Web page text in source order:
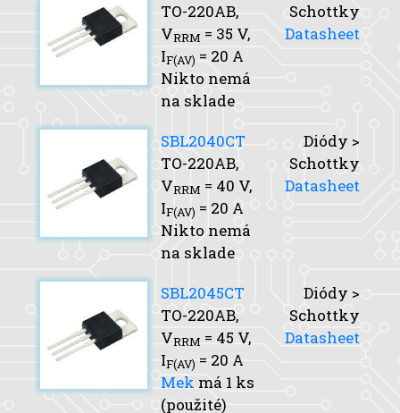
TO-220AB,
VRRM = 35 V,
IF(AV) = 20 A
Nikto nemá
na sklade
Schottky
Datasheet
SBL2040CT
TO-220AB,
VRRM = 40 V,
IF(AV) = 20 A
Nikto nemá
na sklade
Diódy >
Schottky
Datasheet
SBL2045CT
TO-220AB,
VRRM = 45 V,
IF(AV) = 20 A
Mek má 1 ks
(použité)
Diódy >
Schottky
Datasheet